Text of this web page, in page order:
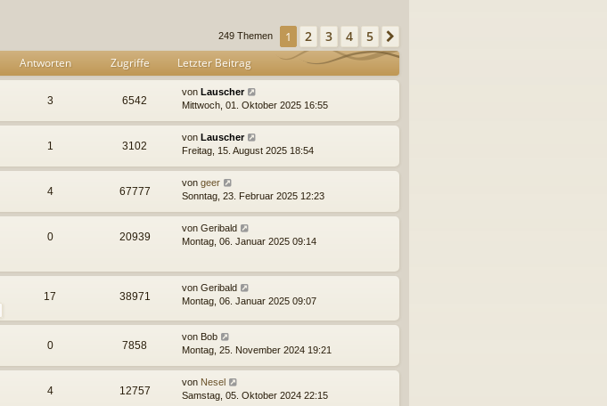
249 Themen 1 2 3 4 5
Antworten Zugriffe Letzter Beitrag
3 6542
von Lauscher
Mittwoch, 01. Oktober 2025 16:55
1 3102
von Lauscher
Freitag, 15. August 2025 18:54
4 67777
von geer
Sonntag, 23. Februar 2025 12:23
0 20939
von Geribald
Montag, 06. Januar 2025 09:14
17 38971
von Geribald
Montag, 06. Januar 2025 09:07
0 7858
von Bob
Montag, 25. November 2024 19:21
4 12757
von Nesel
Samstag, 05. Oktober 2024 22:15